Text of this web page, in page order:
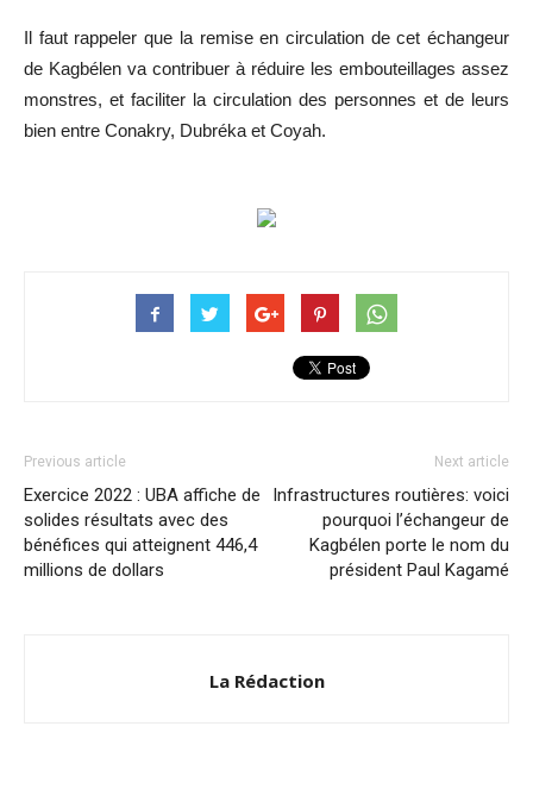
Il faut rappeler que la remise en circulation de cet échangeur
de Kagbélen va contribuer à réduire les embouteillages assez
monstres, et faciliter la circulation des personnes et de leurs
bien entre Conakry, Dubréka et Coyah.
Previous article
Exercice 2022 : UBA affiche de
solides résultats avec des
bénéfices qui atteignent 446,4
millions de dollars
Next article
Infrastructures routières: voici
pourquoi l’échangeur de
Kagbélen porte le nom du
président Paul Kagamé
La Rédaction